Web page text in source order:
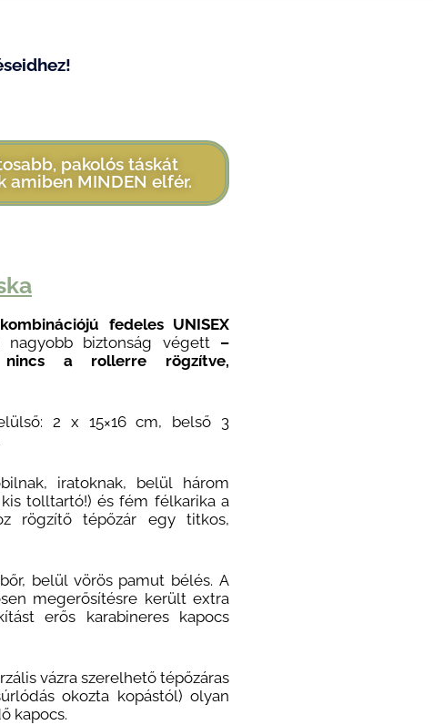
pakolós táskát
amiben MINDEN elfér.
fedeles UNISEX
nagyobb biztonság végett–
a rollerre rögzítve,
2 x 15×16 cm, belső 3
iratoknak, belül három
tolltartó!) és fém félkarika a
rögzítő tépőzár egy titkos,
belül vörös pamut bélés. A
megerősítésre került extra
erős karabineres kapocs
vázra szerelhető tépőzáras
okozta kopástól) olyan
kapocs.